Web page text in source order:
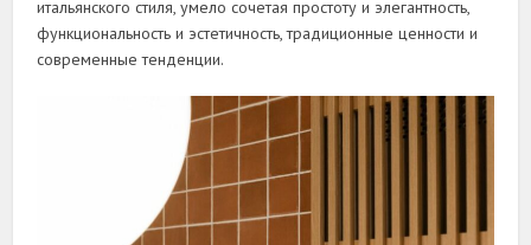
итальянского стиля, умело сочетая простоту и элегантность,
функциональность и эстетичность, традиционные ценности и
современные тенденции.